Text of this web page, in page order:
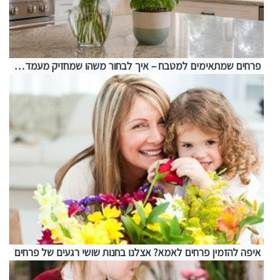
פרחים שמתאימים למטבח – איך לבחור משהו שמחזיק מעמד בתנאים מאתגרים
איפה להזמין פרחים לאמא? אצלנו בחנות שושי רגעים של פרחים